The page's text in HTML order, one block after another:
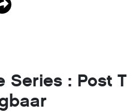
Series : Post T